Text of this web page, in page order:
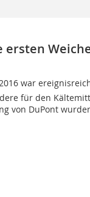
ersten
war
für den
von DuPont